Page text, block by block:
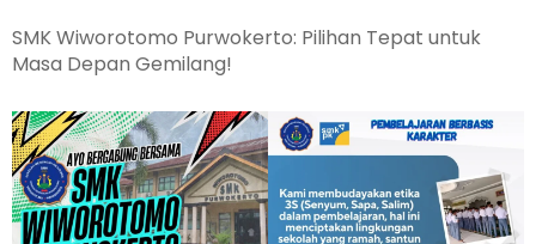
SMK Wiworotomo Purwokerto: Pilihan Tepat untuk
Masa Depan Gemilang!